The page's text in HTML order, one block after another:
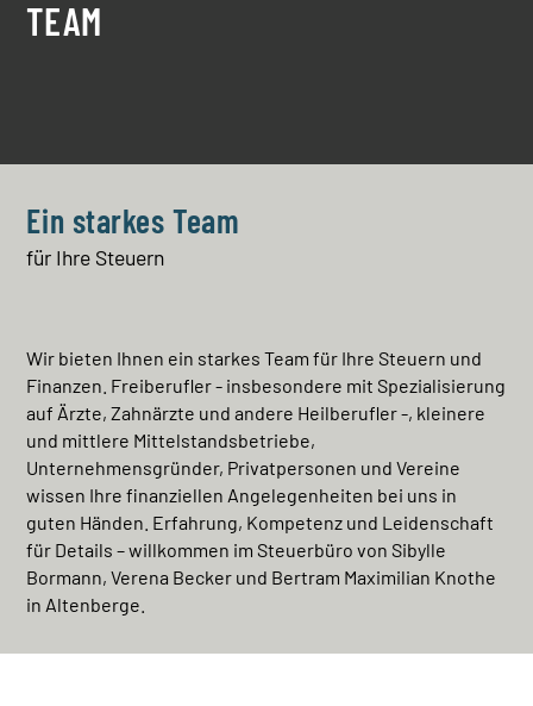
TEAM
Ein starkes Team
für Ihre Steuern
Wir bieten Ihnen ein starkes Team für Ihre Steuern und
Finanzen. Freiberufler - insbesondere mit Spezialisierung
auf Ärzte, Zahnärzte und andere Heilberufler -, kleinere
und mittlere Mittelstandsbetriebe,
Unternehmensgründer, Privatpersonen und Vereine
wissen Ihre finanziellen Angelegenheiten bei uns in
guten Händen. Erfahrung, Kompetenz und Leidenschaft
für Details – willkommen im Steuerbüro von Sibylle
Bormann, Verena Becker und Bertram Maximilian Knothe
in Altenberge.